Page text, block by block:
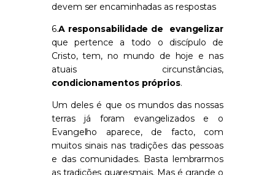
devem ser encaminhadas as respostas
6.A responsabilidade de evangelizar
que pertence a todo o discípulo de
Cristo, tem, no mundo de hoje e nas
atuais circunstâncias,
condicionamentos próprios.
Um deles é que os mundos das nossas
terras já foram evangelizados e o
Evangelho aparece, de facto, com
muitos sinais nas tradições das pessoas
e das comunidades. Basta lembrarmos
as tradições quaresmais. Mas é grande o